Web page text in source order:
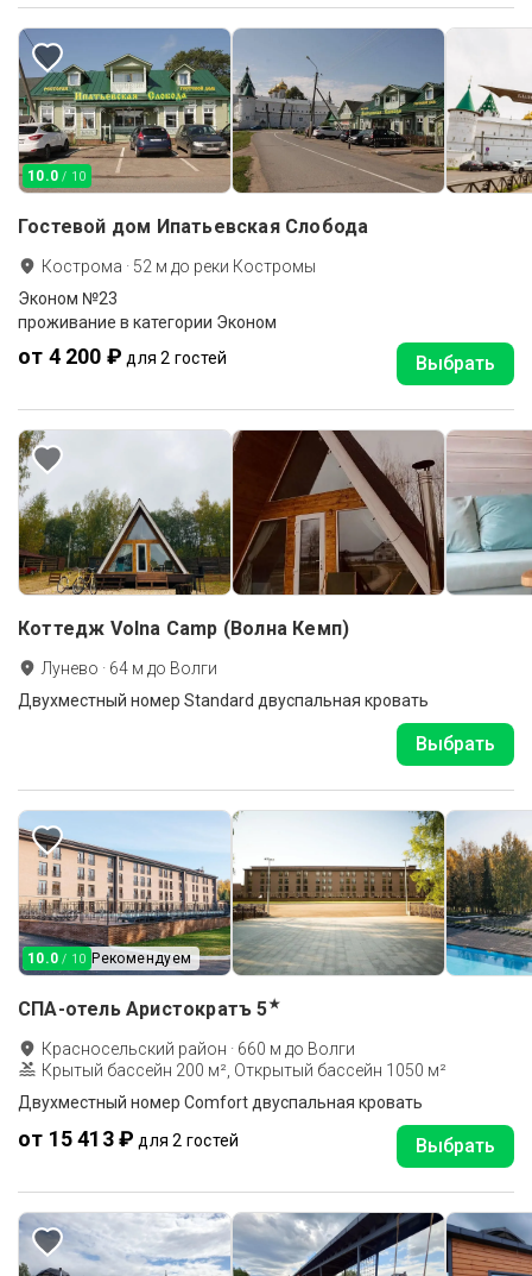
10.0 / 10
Гостевой дом Ипатьевская Слобода
Кострома · 52 м до реки Костромы
Эконом №23
проживание в категории Эконом
от 4 200 ₽ для 2 гостей Выбрать
Коттедж Volna Camp (Волна Кемп)
Лунево · 64 м до Волги
Двухместный номер Standard двуспальная кровать
Выбрать
10.0 / 10 Рекомендуем
СПА-отель Аристократъ 5★
Красносельский район · 660 м до Волги
Крытый бассейн 200 м², Открытый бассейн 1050 м²
Двухместный номер Comfort двуспальная кровать
от 15 413 ₽ для 2 гостей Выбрать